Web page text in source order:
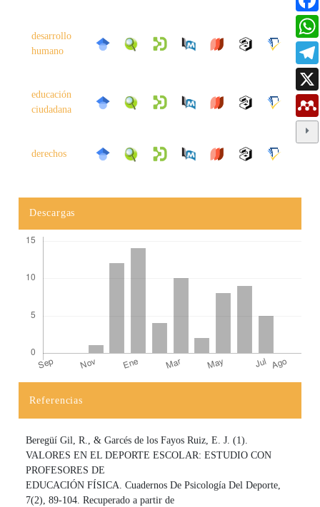
desarrollo
humano
educación
ciudadana
derechos
Descargas
Referencias
Beregüí Gil, R., & Garcés de los Fayos Ruiz, E. J. (1).
VALORES EN EL DEPORTE ESCOLAR: ESTUDIO CON
PROFESORES DE
EDUCACIÓN FÍSICA. Cuadernos De Psicología Del Deporte,
7(2), 89-104. Recuperado a partir de